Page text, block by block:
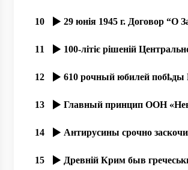
10
11
12
13
14
15